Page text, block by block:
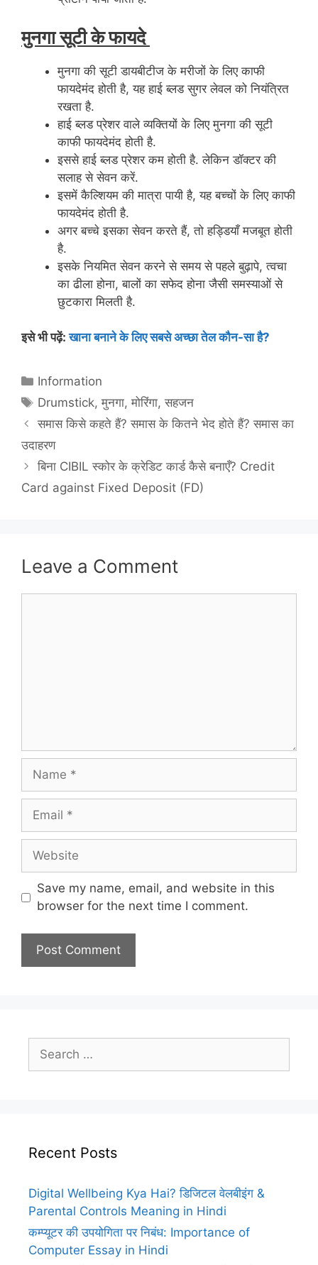
मुनगा सूटी के फायदे
मुनगा की सूटी डायबीटीज के मरीजों के लिए काफी
फायदेमंद होती है, यह हाई ब्लड सुगर लेवल को नियंत्रित
रखता है.
हाई ब्लड प्रेशर वाले व्यक्तियों के लिए मुनगा की सूटी
काफी फायदेमंद होती है.
इससे हाई ब्लड प्रेशर कम होती है. लेकिन डॉक्टर की
सलाह से सेवन करें.
इसमें कैल्शियम की मात्रा पायी है, यह बच्चों के लिए काफी
फायदेमंद होती है.
अगर बच्चे इसका सेवन करते हैं, तो हड्डियाँ मजबूत होती
है.
इसके नियमित सेवन करने से समय से पहले बुढ़ापे, त्वचा
का ढीला होना, बालों का सफेद होना जैसी समस्याओं से
छुटकारा मिलती है.
इसे भी पढ़ें:खाना बनाने के लिए सबसे अच्छा तेल कौन-सा है?
Categories
Information
Tags
Drumstick,मुनगा,मोरिंगा,सहजन
समास किसे कहते हैं? समास के कितने भेद होते हैं? समास का
उदाहरण
बिना CIBIL स्कोर के क्रेडिट कार्ड कैसे बनाएँ? Credit
Card against Fixed Deposit (FD)
Leave a Comment
Name
Email
Website
Save my name, email, and website in this
browser for the next time I comment.
for:
Recent Posts
Digital Wellbeing Kya Hai? डिजिटल वेलबीइंग &
Parental Controls Meaning in Hindi
कम्प्यूटर की उपयोगिता पर निबंध: Importance of
Computer Essay in Hindi